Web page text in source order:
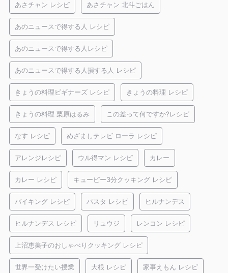
あさチャン レシピ あさチャン 北斗ごはん
あのニュースで得する人 レシピ
あのニュースで得する人レシピ
あのニュースで得する人損する人 レシピ
きょうの料理ビギナーズ レシピ きょうの料理 レシピ
きょうの料理 栗原はるみ この差って何ですか?レシピ
なす レシピ めざましテレビ ローラ レシピ
アレンジレシピ ウル得マン レシピ カレー
カレー レシピ キューピー3分クッキング レシピ
バイキング レシピ パスタ レシピ ヒルナンデス
ヒルナンデス レシピ リュウジ レンコン レシピ
上沼恵美子のおしゃべりクッキング レシピ
世界一受けたい授業 大根 レシピ 家事えもん レシピ